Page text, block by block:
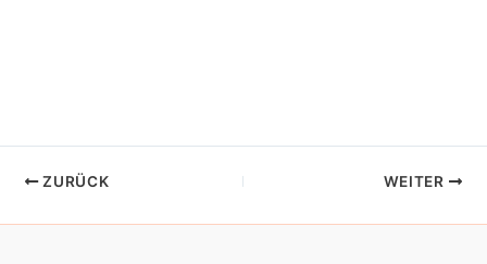
ZURÜCK WEITER